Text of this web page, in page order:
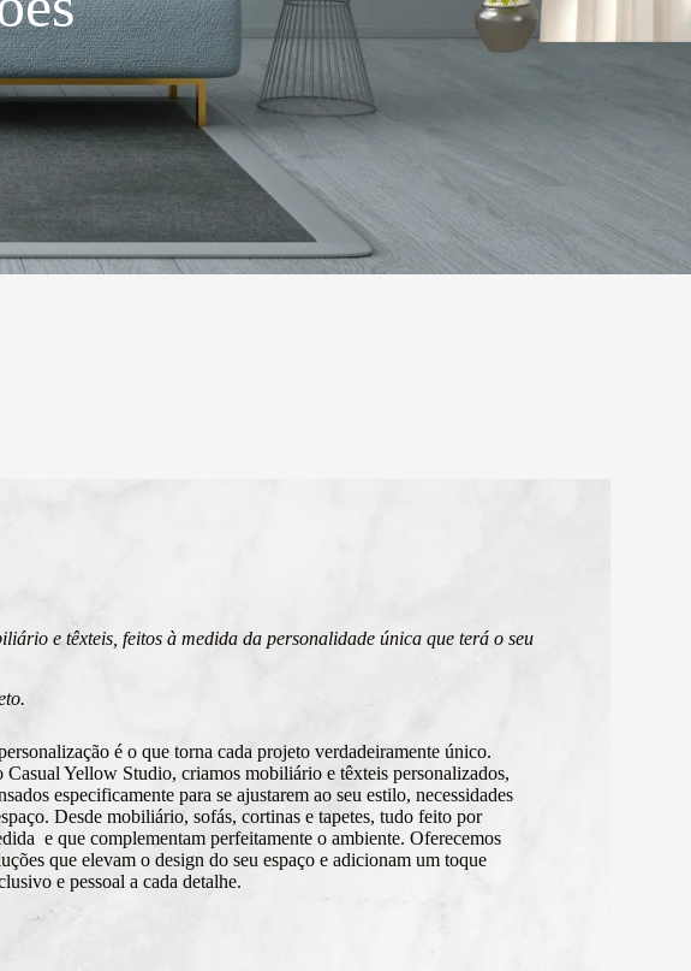
e têxteis, feitos à medida da personalidade única que terá o seu
é o que torna cada projeto verdadeiramente único.
Casual Yellow Studio, criamos mobiliário e têxteis personalizados,
especificamente para se ajustarem ao seu estilo, necessidades
Desde mobiliário, sofás, cortinas e tapetes, tudo feito por
e que complementam perfeitamente o ambiente. Oferecemos
que elevam o design do seu espaço e adicionam um toque
e pessoal a cada detalhe.